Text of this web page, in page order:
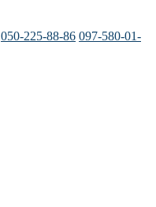
050-225-88-86 097-580-01-